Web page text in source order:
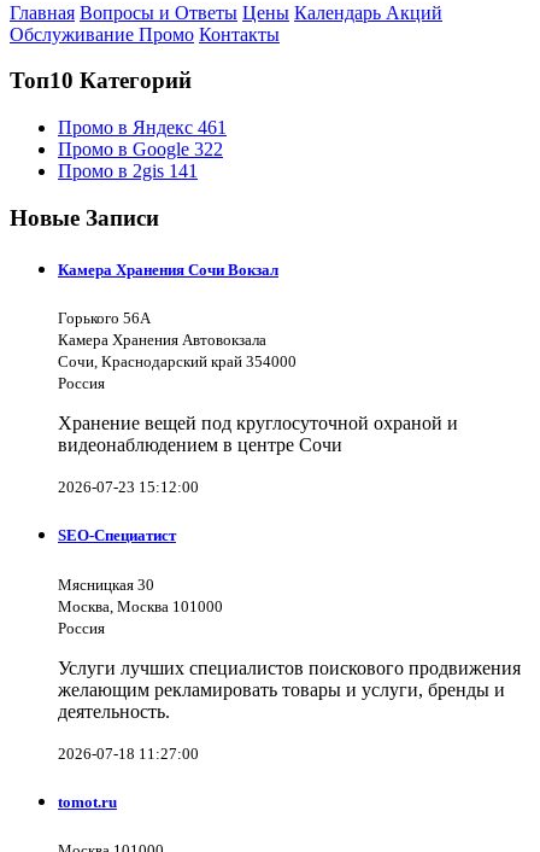
Главная Вопросы и Ответы Цены Календарь Акций
Обслуживание Промо Контакты
Топ10 Категорий
Промо в Яндекс 461
Промо в Google 322
Промо в 2gis 141
Новые Записи
Камера Хранения Сочи Вокзал
Горького 56А
Камера Хранения Автовокзала
Сочи, Краснодарский край 354000
Россия
Хранение вещей под круглосуточной охраной и
видеонаблюдением в центре Сочи
2026-07-23 15:12:00
SEO-Специатист
Мясницкая 30
Москва, Москва 101000
Россия
Услуги лучших специалистов поискового продвижения
желающим рекламировать товары и услуги, бренды и
деятельность.
2026-07-18 11:27:00
tomot.ru